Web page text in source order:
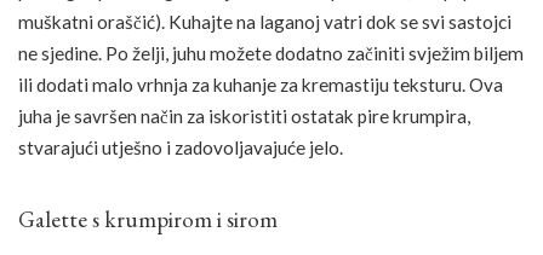
muškatni oraščić). Kuhajte na laganoj vatri dok se svi sastojci
ne sjedine. Po želji, juhu možete dodatno začiniti svježim biljem
ili dodati malo vrhnja za kuhanje za kremastiju teksturu. Ova
juha je savršen način za iskoristiti ostatak pire krumpira,
stvarajući utješno i zadovoljavajuće jelo.
Galette s krumpirom i sirom